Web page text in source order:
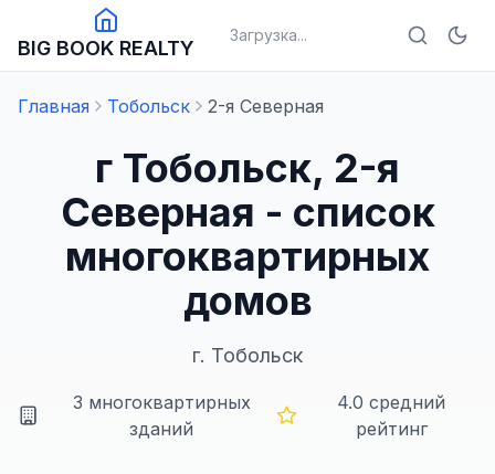
BIG BOOK REALTY
Загрузка...
Главная Тобольск 2-я Северная
г Тобольск, 2-я
Северная - список
многоквартирных
домов
г. Тобольск
3 многоквартирных
зданий
4.0 средний
рейтинг